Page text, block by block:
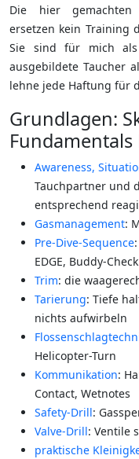
Die hier gemachten
ersetzen kein Training
Sie sind für mich als
ausgebildete Taucher
lehne jede Haftung für
Grundlagen:
Fundamentals
Awareness,
Tauchpartner und
entsprechend
Gasmanagement:
Pre-Dive-Sequence
EDGE, Buddy-Check
Trim: die
Tarierung: Tiefe
nichts aufwirbeln
Helicopter-Turn
Kommunikation:
Contact, Wetnotes
Safety-Drill:
Valve-Drill: Ventile
praktische